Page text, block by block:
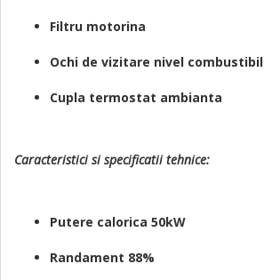
Filtru motorina
Ochi de vizitare nivel combustibil
Cupla termostat ambianta
Caracteristici si specificatii tehnice:
Putere calorica 50kW
Randament 88%